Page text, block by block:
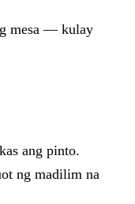
mesa — kulay
ang pinto.
ng madilim na